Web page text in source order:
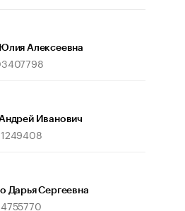
людей: почему рост доходов
Павла Дурова значат для
Алексеевна
Иванович
Дарья Сергеевна